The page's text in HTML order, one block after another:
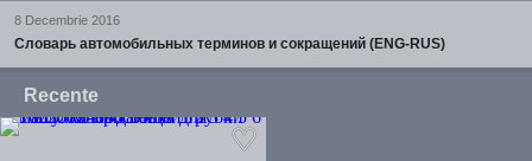
8 Decembrie 2016
Словарь автомобильных терминов и сокращений (ENG-RUS)
Recente